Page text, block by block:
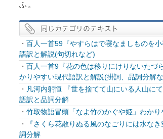
ふ。
・ 百人一首59『やすらはで寝なましものを
語訳と解説(句切れなど)
・ 百人一首9『花の色は移りにけりないたづ
かりやすい現代語訳と解説(掛詞、品詞分解
・ 凡河内躬恒 『世を捨てて山にいる人山
語訳と品詞分解
・ 竹取物語冒頭「なよ竹のかぐや姫」わか
・
『さくら花散りぬる風のなごりには水な
詞分解